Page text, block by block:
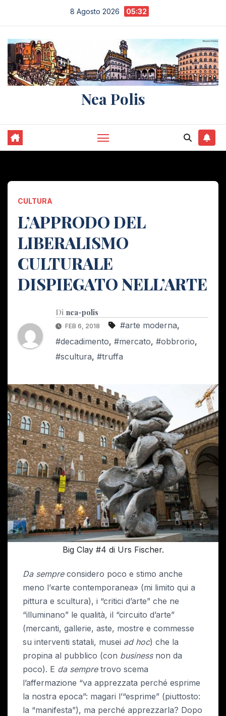
contenuto
8 Agosto 2026 05:32
Nea Polis
CULTURA
L’APPRODO DEL
LIBERALISMO
CULTURALE
DISPIEGATO NELL’ARTE
Di nea-polis
FEB 6, 2018 #arte moderna,
#decadimento, #mercato, #obbrorio,
#scultura, #truffa
Big Clay #4 di Urs Fischer.
Da sempreconsidero poco e stimo anche
meno l’«arte contemporanea» (mi limito qui a
pittura e scultura), i “critici d’arte” che ne
“illuminano” le qualità, il “circuito d’arte”
(mercanti, gallerie, aste, mostre e commesse
su interventi statali, musei ad hoc) che la
propina al pubblico (con businessnon da
poco). E da sempretrovo scema
l’affermazione “va apprezzata perché esprime
la nostra epoca”: magari l’“esprime” (piuttosto:
la “manifesta”), ma perché apprezzarla? Dopo